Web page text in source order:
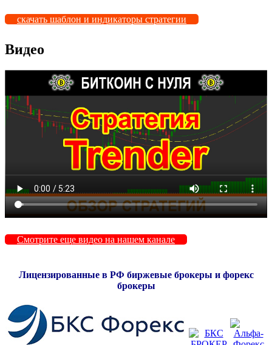
скачать шаблон и индикаторы стратегии
Видео
Смотрите еще видео на нашем канале
Лицензированные в РФ биржевые брокеры и форекс
брокеры